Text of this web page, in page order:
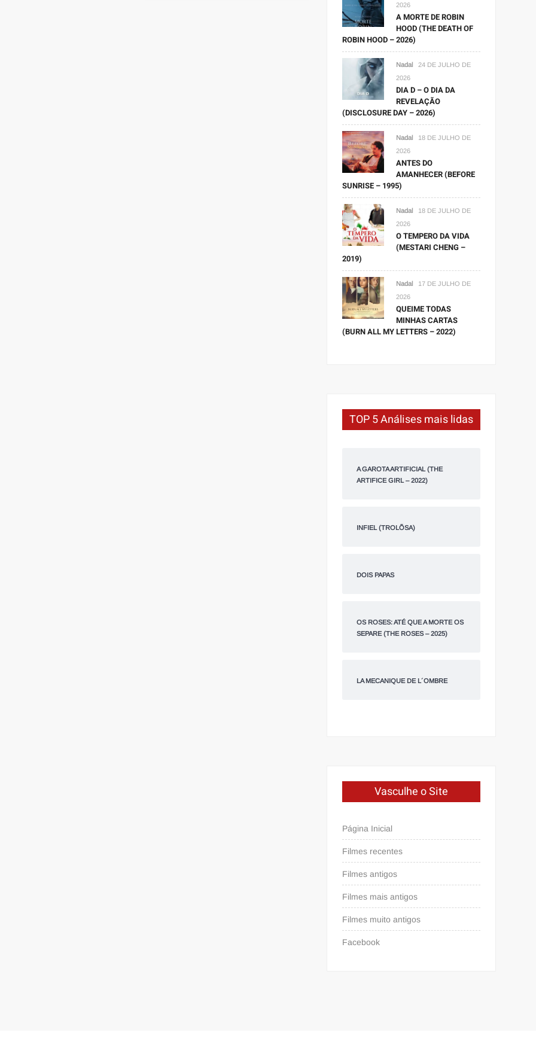
2026
A MORTE DE ROBIN
HOOD (THE DEATH OF
ROBIN HOOD – 2026)
Nadal
24 DE JULHO DE
2026
DIA D – O DIA DA
REVELAÇÃO
(DISCLOSURE DAY – 2026)
Nadal
18 DE JULHO DE
2026
ANTES DO
AMANHECER (BEFORE
SUNRISE – 1995)
Nadal
18 DE JULHO DE
2026
O TEMPERO DA VIDA
(MESTARI CHENG –
2019)
Nadal
17 DE JULHO DE
2026
QUEIME TODAS
MINHAS CARTAS
(BURN ALL MY LETTERS – 2022)
TOP 5 Análises mais lidas
A GAROTA ARTIFICIAL (THE
ARTIFICE GIRL – 2022)
INFIEL (TROLÕSA)
DOIS PAPAS
OS ROSES: ATÉ QUE A MORTE OS
SEPARE (THE ROSES – 2025)
LA MECANIQUE DE L´OMBRE
Vasculhe o Site
Página Inicial
Filmes recentes
Filmes antigos
Filmes mais antigos
Filmes muito antigos
Facebook